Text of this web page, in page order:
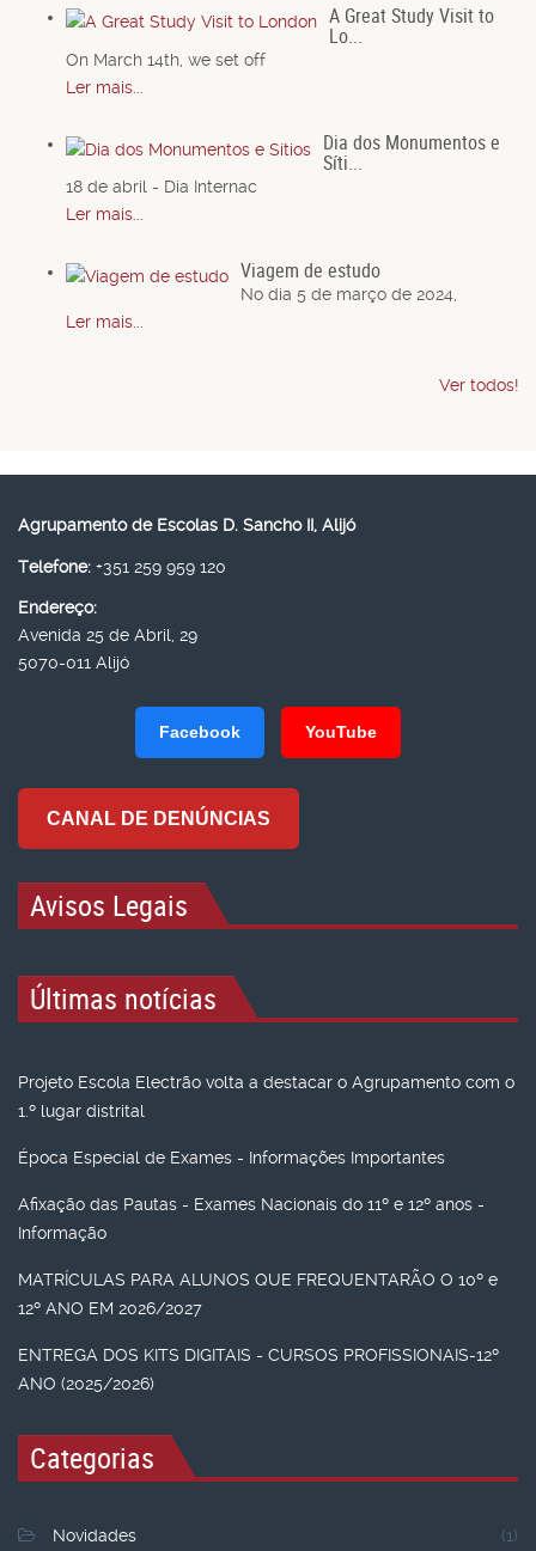
A Great Study Visit to
Lo...
On March 14th, we set off
Ler mais...
Dia dos Monumentos e
Síti...
18 de abril - Dia Internac
Ler mais...
Viagem de estudo
No dia 5 de março de 2024,
Ler mais...
Ver todos!
Agrupamento de Escolas D. Sancho II, Alijó
Telefone: +351 259 959 120
Endereço:
Avenida 25 de Abril, 29
5070-011 Alijó
Facebook YouTube
CANAL DE DENÚNCIAS
Avisos Legais
Últimas notícias
Projeto Escola Electrão volta a destacar o Agrupamento com o
1.º lugar distrital
Época Especial de Exames - Informações Importantes
Afixação das Pautas - Exames Nacionais do 11º e 12º anos -
Informação
MATRÍCULAS PARA ALUNOS QUE FREQUENTARÃO O 10º e
12º ANO EM 2026/2027
ENTREGA DOS KITS DIGITAIS - CURSOS PROFISSIONAIS-12º
ANO (2025/2026)
Categorias
Novidades (1)